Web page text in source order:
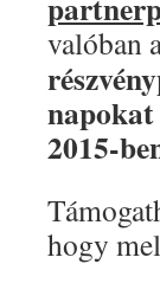
valóban
napokat
2015-
hogy